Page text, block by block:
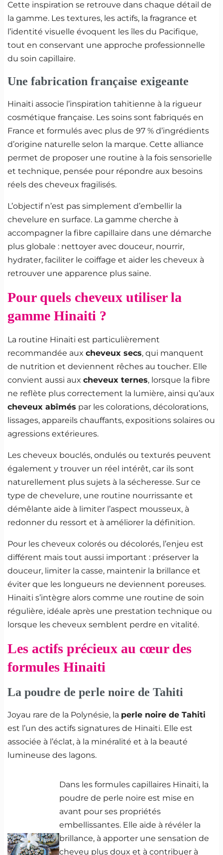
Cette inspiration se retrouve dans chaque détail de
la gamme. Les textures, les actifs, la fragrance et
l’identité visuelle évoquent les îles du Pacifique,
tout en conservant une approche professionnelle
du soin capillaire.
Une fabrication française exigeante
Hinaiti associe l’inspiration tahitienne à la rigueur
cosmétique française. Les soins sont fabriqués en
France et formulés avec plus de 97 % d’ingrédients
d’origine naturelle selon la marque. Cette alliance
permet de proposer une routine à la fois sensorielle
et technique, pensée pour répondre aux besoins
réels des cheveux fragilisés.
L’objectif n’est pas simplement d’embellir la
chevelure en surface. La gamme cherche à
accompagner la fibre capillaire dans une démarche
plus globale : nettoyer avec douceur, nourrir,
hydrater, faciliter le coiffage et aider les cheveux à
retrouver une apparence plus saine.
Pour quels cheveux utiliser la
gamme Hinaiti ?
La routine Hinaiti est particulièrement
recommandée auxcheveux secs, qui manquent
de nutrition et deviennent rêches au toucher. Elle
convient aussi auxcheveux ternes, lorsque la fibre
ne reflète plus correctement la lumière, ainsi qu’aux
cheveux abîmés par les colorations, décolorations,
lissages, appareils chauffants, expositions solaires ou
agressions extérieures.
Les cheveux bouclés, ondulés ou texturés peuvent
également y trouver un réel intérêt, car ils sont
naturellement plus sujets à la sécheresse. Sur ce
type de chevelure, une routine nourrissante et
démêlante aide à limiter l’aspect mousseux, à
redonner du ressort et à améliorer la définition.
Pour les cheveux colorés ou décolorés, l’enjeu est
différent mais tout aussi important : préserver la
douceur, limiter la casse, maintenir la brillance et
éviter que les longueurs ne deviennent poreuses.
Hinaiti s’intègre alors comme une routine de soin
régulière, idéale après une prestation technique ou
lorsque les cheveux semblent perdre en vitalité.
Les actifs précieux au cœur des
formules Hinaiti
La poudre de perle noire de Tahiti
Joyau rare de la Polynésie, la perle noire de Tahiti
est l’un des actifs signatures de Hinaiti. Elle est
associée à l’éclat, à la minéralité et à la beauté
lumineuse des lagons.
Dans les formules capillaires Hinaiti, la
poudre de perle noire est mise en
avant pour ses propriétés
embellissantes. Elle aide à révéler la
brillance, à apporter une sensation de
cheveu plus doux et à contribuer à